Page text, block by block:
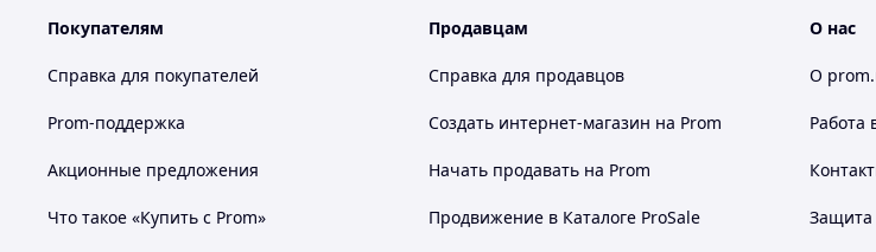
Покупателям
Справка для покупателей
Prom-поддержка
Акционные предложения
Что такое «Купить с Prom»
Продавцам
Справка для продавцов
Создать интернет-магазин на Prom
Начать продавать на Prom
Продвижение в Каталоге ProSale
О нас
О
Работа
Защита